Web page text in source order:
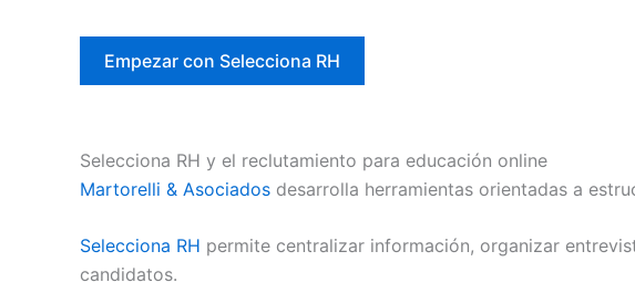
Empezar con Selecciona RH
Selecciona RH y el reclutamiento para educación online
Martorelli & Asociados desarrolla herramientas orientadas a
Selecciona RH permite centralizar información, organizar
candidatos.